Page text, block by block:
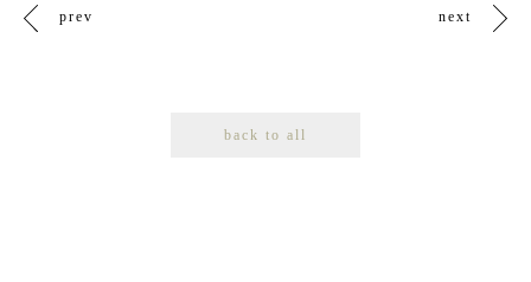
prev next
back to all